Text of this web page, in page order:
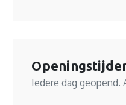
Iedere dag geopend.